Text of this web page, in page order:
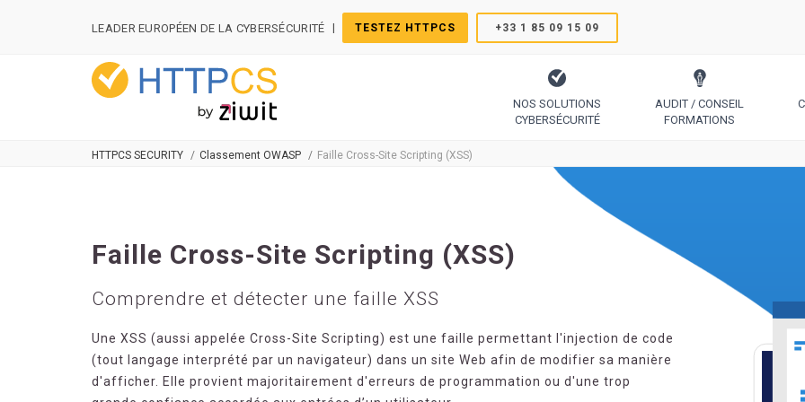
LEADER EUROPÉEN DE LA CYBERSÉCURITÉ | TESTEZ HTTPCS +33 1 85 09 15 09
NOS SOLUTIONS
CYBERSÉCURITÉ
AUDIT / CONSEIL
FORMATIONS
HTTPCS SECURITY Classement OWASP Faille Cross-Site Scripting (XSS)
Faille Cross-Site Scripting (XSS)
Comprendre et détecter une faille XSS
Une XSS (aussi appelée Cross-Site Scripting) est une faille permettant l'injection de code
(tout langage interprété par un navigateur) dans un site Web afin de modifier sa manière
d'afficher. Elle provient majoritairement d'erreurs de programmation ou d'une trop